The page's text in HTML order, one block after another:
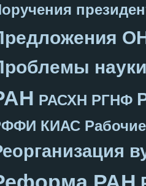
науки
РАСХН РГНФ
КИАС